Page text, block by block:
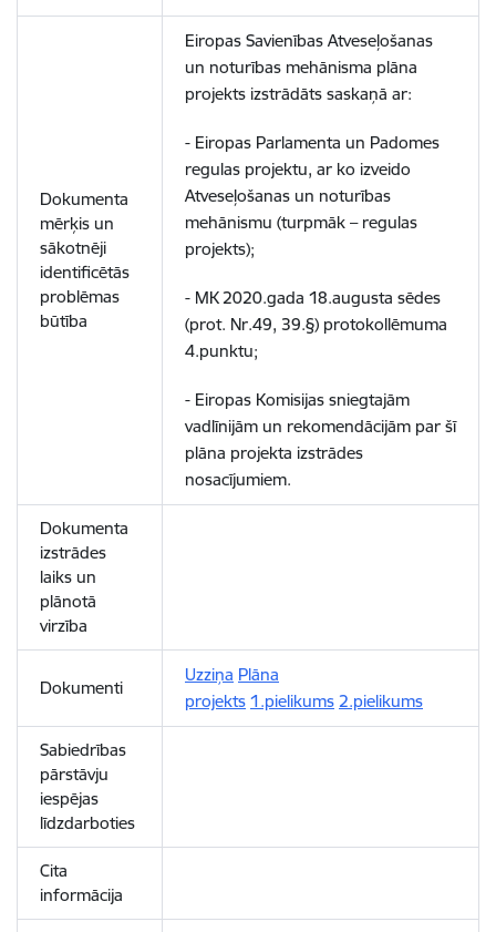
Dokumenta
mērķis un
sākotnēji
identificētās
problēmas
būtība
Eiropas Savienības Atveseļošanas
un noturības mehānisma plāna
projekts izstrādāts saskaņā ar:
- Eiropas Parlamenta un Padomes
regulas projektu, ar ko izveido
Atveseļošanas un noturības
mehānismu (turpmāk – regulas
projekts);
- MK 2020.gada 18.augusta sēdes
(prot. Nr.49, 39.§) protokollēmuma
4.punktu;
- Eiropas Komisijas sniegtajām
vadlīnijām un rekomendācijām par šī
plāna projekta izstrādes
nosacījumiem.
Dokumenta
izstrādes
laiks un
plānotā
virzība
Dokumenti
Uzziņa Plāna
projekts 1.pielikums 2.pielikums
Sabiedrības
pārstāvju
iespējas
līdzdarboties
Cita
informācija